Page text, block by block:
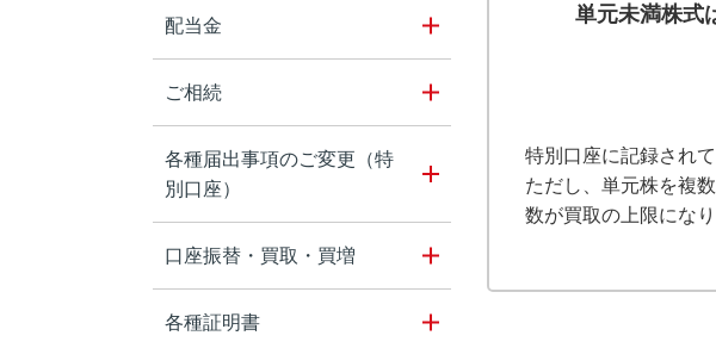
配当金
ご相続
各種届出事項のご変更（特
別口座）
口座振替・買取・買増
各種証明書
単元未満株式
特別口座に記録され
ただし、単元株を複
数が買取の上限になり